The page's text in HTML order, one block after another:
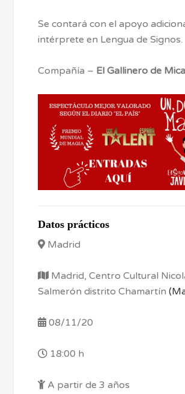
Se contará con el apoyo
intérprete en Lengua de Signos.
Compañía – El Gallinero de
Datos prácticos
Madrid
Madrid, Centro Cultural
Salmerón distrito Chamartín
08/11/20
18:00 h
A partir de 3 años